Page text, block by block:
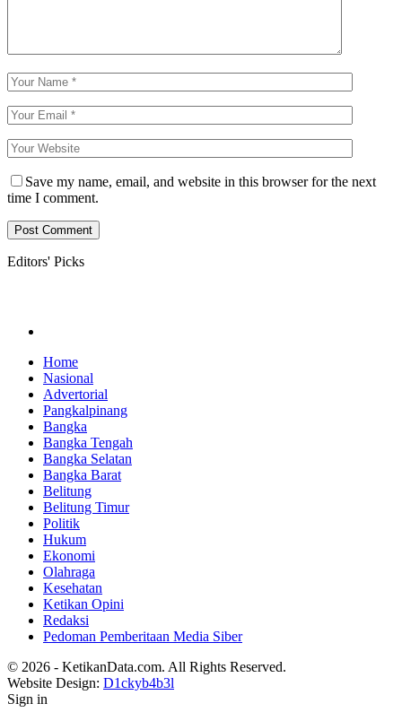
Save my name, email, and website in this browser for the next
time I comment.
Editors' Picks
Home
Nasional
Advertorial
Pangkalpinang
Bangka
Bangka Tengah
Bangka Selatan
Bangka Barat
Belitung
Belitung Timur
Politik
Hukum
Ekonomi
Olahraga
Kesehatan
Ketikan Opini
Redaksi
Pedoman Pemberitaan Media Siber
© 2026 - KetikanData.com. All Rights Reserved.
Website Design: D1ckyb4b3l
Sign in